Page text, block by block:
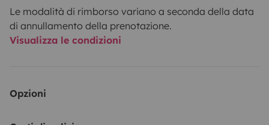
Le modalità di rimborso variano a seconda della data
di annullamento della prenotazione.
Visualizza le condizioni
Opzioni